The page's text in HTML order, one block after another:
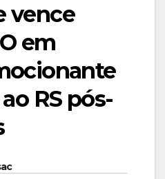
vence
em
RS pós-